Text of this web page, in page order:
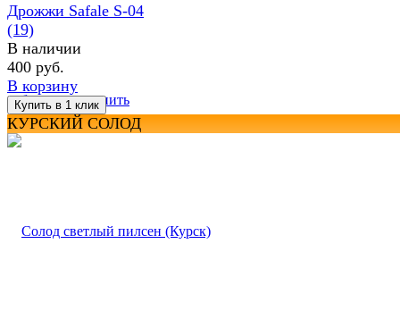
избранное сравнить
Дрожжи Safale S-04
(19)
В наличии
400 руб.
В корзину
КУРСКИЙ СОЛОД